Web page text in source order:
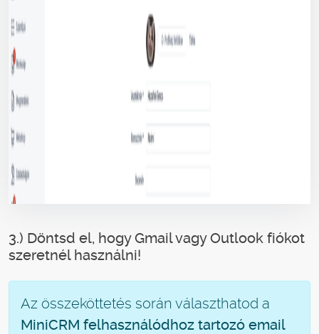
3.) Döntsd el, hogy Gmail vagy Outlook fiókot
szeretnél használni!
Az összeköttetés során választhatod a
MiniCRM felhasználódhoz tartozó email